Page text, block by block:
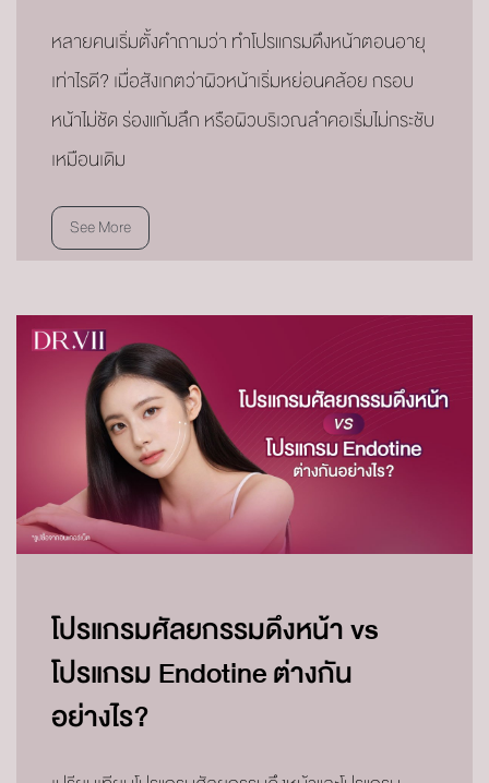
หลายคนเริ่มตั้งคำถามว่า ทำโปรแกรมดึงหน้าตอนอายุ
เท่าไรดี? เมื่อสังเกตว่าผิวหน้าเริ่มหย่อนคล้อย กรอบ
หน้าไม่ชัด ร่องแก้มลึก หรือผิวบริเวณลำคอเริ่มไม่กระชับ
เหมือนเดิม
See More
โปรแกรมศัลยกรรมดึงหน้า vs
โปรแกรม Endotine ต่างกัน
อย่างไร?